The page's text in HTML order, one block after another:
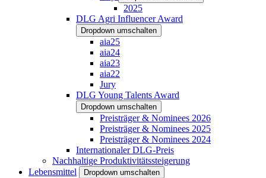
2025
DLG Agri Influencer Award
Dropdown umschalten
aia25
aia24
aia23
aia22
Jury
DLG Young Talents Award
Dropdown umschalten
Preisträger & Nominees 2026
Preisträger & Nominees 2025
Preisträger & Nominees 2024
Internationaler DLG-Preis
Nachhaltige Produktivitätssteigerung
Lebensmittel
Dropdown umschalten